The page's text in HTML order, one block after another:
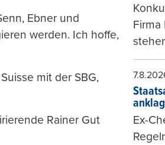
Ebner und
werden. Ich hoffe,
mit der SBG,
Rainer Gut
Firma
Ex-